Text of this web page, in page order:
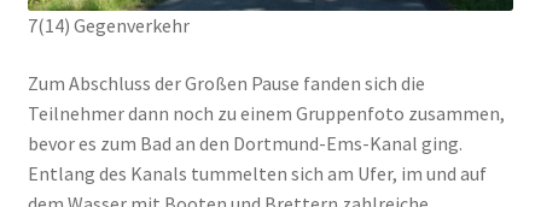
7(14) Gegenverkehr
Zum Abschluss der Großen Pause fanden sich die
Teilnehmer dann noch zu einem Gruppenfoto zusammen,
bevor es zum Bad an den Dortmund-Ems-Kanal ging.
Entlang des Kanals tummelten sich am Ufer, im und auf